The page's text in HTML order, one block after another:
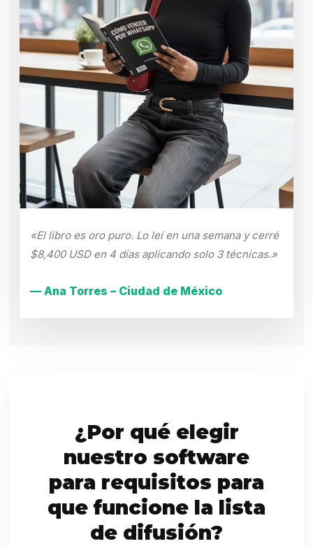
«El libro es oro puro. Lo leí en una semana y cerré
$8,400 USD en 4 días aplicando solo 3 técnicas.»
— Ana Torres – Ciudad de México
¿Por qué elegir
nuestro software
para requisitos para
que funcione la lista
de difusión?